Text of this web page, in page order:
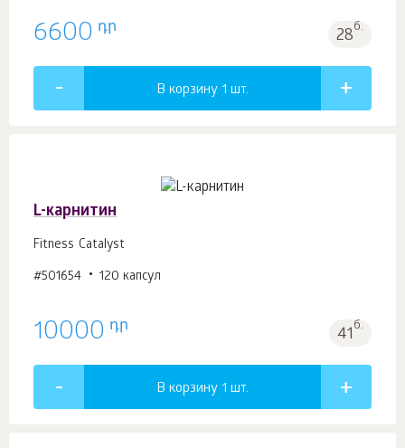
6600 դր 28б.
В корзину 1 шт.
L-карнитин
Fitness Catalyst
#501654 120 капсул
10000 դր 41б.
В корзину 1 шт.